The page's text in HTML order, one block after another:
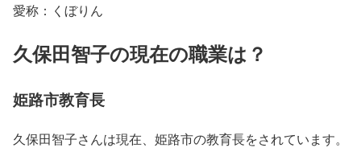
愛称：くぼりん
久保田智子の現在の職業は？
姫路市教育長
久保田智子さんは現在、姫路市の教育長をされています。